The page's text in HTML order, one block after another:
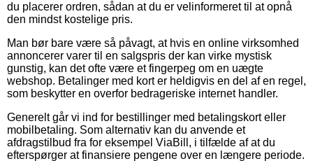
du placerer ordren, sådan at du er velinformeret til at opnå
den mindst kostelige pris.
Man bør bare være så påvagt, at hvis en online virksomhed
annoncerer varer til en salgspris der kan virke mystisk
gunstig, kan det ofte være et fingerpeg om en uægte
webshop. Betalinger med kort er heldigvis en del af en regel,
som beskytter en overfor bedrageriske internet handler.
Generelt går vi ind for bestillinger med betalingskort eller
mobilbetaling. Som alternativ kan du anvende et
afdragstilbud fra for eksempel ViaBill, i tilfælde af at du
efterspørger at finansiere pengene over en længere periode.